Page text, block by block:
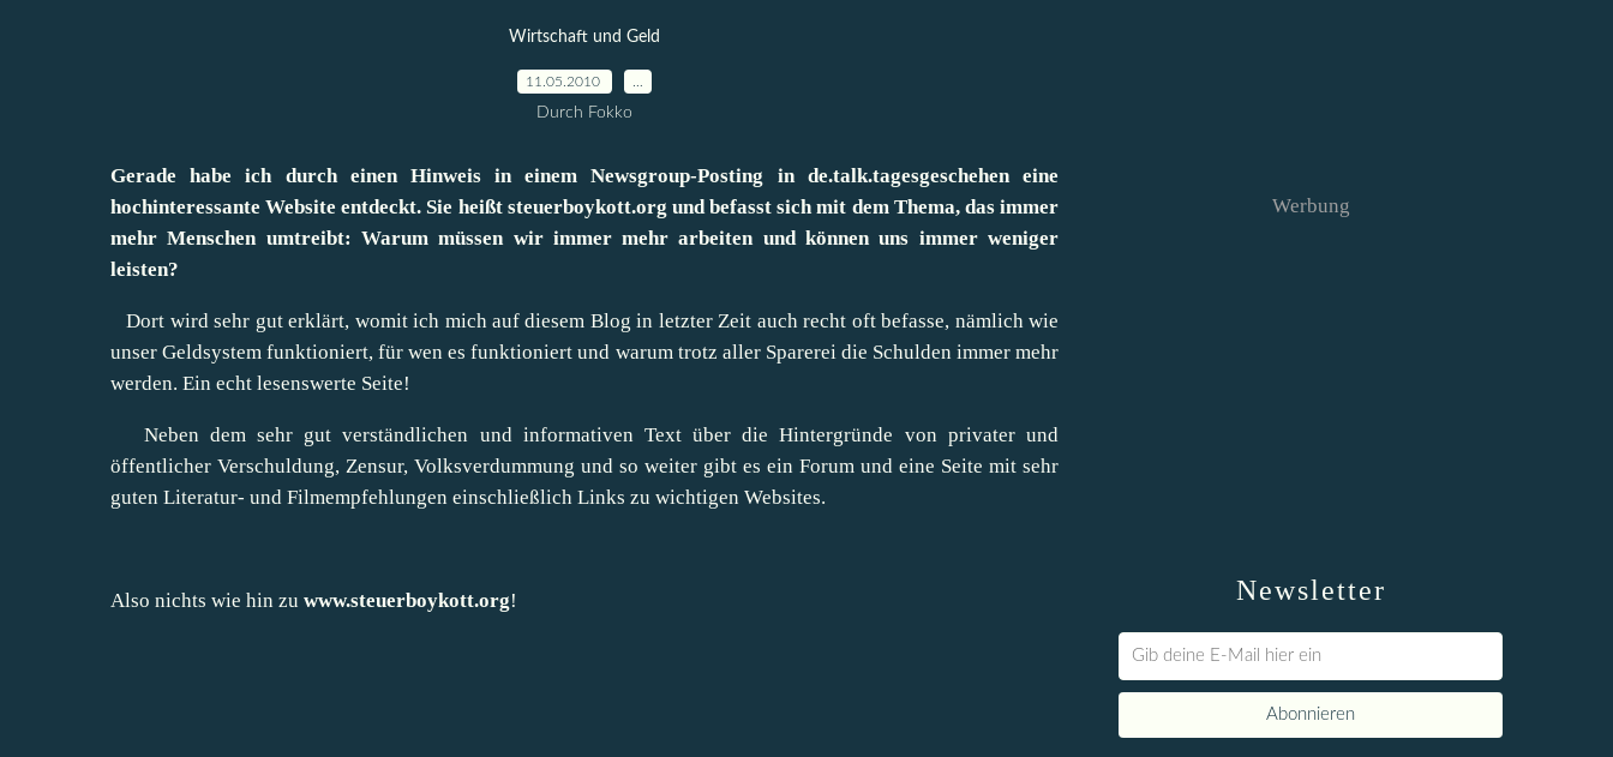
Wirtschaft und Geld
11.05.2010
Durch Fokko
Gerade habe ich durch einen Hinweis in einem Newsgroup-Posting in de.talk.tagesgeschehen eine
hochinteressante Website entdeckt. Sie heißt steuerboykott.org und befasst sich mit dem Thema, das immer
mehr Menschen umtreibt: Warum müssen wir immer mehr arbeiten und können uns immer weniger
leisten?
Dort wird sehr gut erklärt, womit ich mich auf diesem Blog in letzter Zeit auch recht oft befasse, nämlich wie
unser Geldsystem funktioniert, für wen es funktioniert und warum trotz aller Sparerei die Schulden immer mehr
werden. Ein echt lesenswerte Seite!
Neben dem sehr gut verständlichen und informativen Text über die Hintergründe von privater und
öffentlicher Verschuldung, Zensur, Volksverdummung und so weiter gibt es ein Forum und eine Seite mit sehr
guten Literatur- und Filmempfehlungen einschließlich Links zu wichtigen Websites.
Also nichts wie hin zu www.steuerboykott.org! Newsletter
Werbung